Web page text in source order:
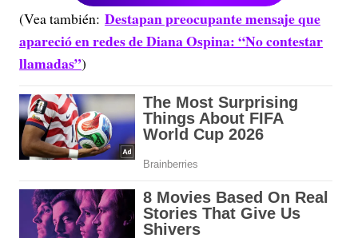
(Vea también: Destapan preocupante mensaje que
apareció en redes de Diana Ospina: “No contestar
llamadas”)